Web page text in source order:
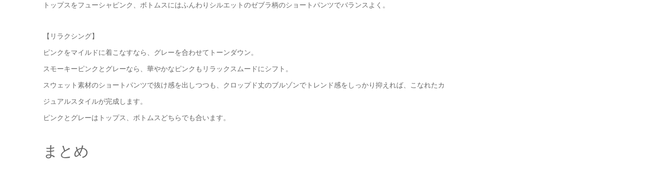
トップスをフューシャピンク、ボトムスにはふんわりシルエットのゼブラ柄のショートパンツでバランスよく。
【リラクシング】
ピンクをマイルドに着こなすなら、グレーを合わせてトーンダウン。
スモーキーピンクとグレーなら、華やかなピンクもリラックスムードにシフト。
スウェット素材のショートパンツで抜け感を出しつつも、クロップド丈のブルゾンでトレンド感をしっかり抑えれば、こなれたカ
ジュアルスタイルが完成します。
ピンクとグレーはトップス、ボトムスどちらでも合います。
まとめ